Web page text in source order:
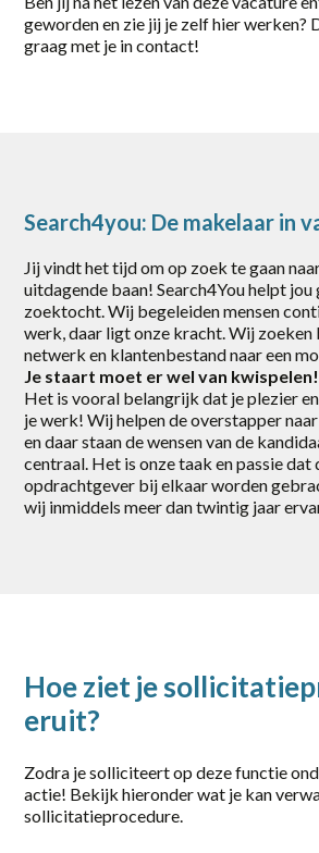
geworden en zie jij je zelf hier werken?
graag met je in contact!
Search4you: De makelaar in
Jij vindt het tijd om op zoek te gaan
uitdagende baan! Search4You helpt jou
zoektocht. Wij begeleiden mensen
werk, daar ligt onze kracht. Wij zoeken
netwerk en klantenbestand naar een
Je staart moet er wel van kwispelen!
Het is vooral belangrijk dat je plezier
je werk! Wij helpen de overstapper
en daar staan de wensen van de
centraal. Het is onze taak en passie dat
opdrachtgever bij elkaar worden
wij inmiddels meer dan twintig jaar
Hoe ziet je
eruit?
Zodra je solliciteert op deze functie
actie! Bekijk hieronder wat je kan
sollicitatieprocedure.
Almelo
Barneveld
Eerbeek
Elst
Gorinchem
Harderwijk
Heerde
Putten
Uddel
Vaassen
Veenendaal
Vianen